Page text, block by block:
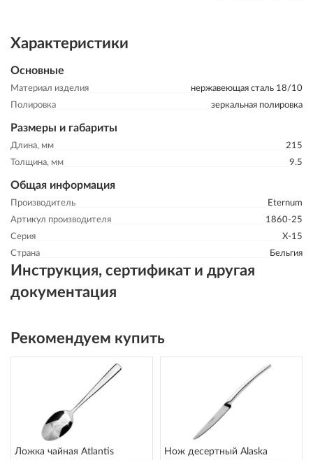
Характеристики
Основные
Материал изделия
нержавеющая сталь 18/10
Полировка
зеркальная полировка
Размеры и габариты
Длина, мм
215
Толщина, мм
9.5
Общая информация
Производитель
Eternum
Артикул производителя
1860-25
Серия
X-15
Страна
Бельгия
Инструкция, сертификат и другая
документация
Рекомендуем купить
Ложка чайная Atlantis
Нож десертный Alaska